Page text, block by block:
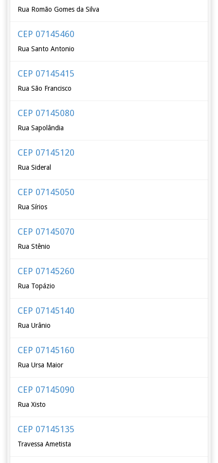
Rua Romão Gomes da Silva
CEP 07145460
Rua Santo Antonio
CEP 07145415
Rua São Francisco
CEP 07145080
Rua Sapolândia
CEP 07145120
Rua Sideral
CEP 07145050
Rua Sírios
CEP 07145070
Rua Stênio
CEP 07145260
Rua Topázio
CEP 07145140
Rua Urânio
CEP 07145160
Rua Ursa Maior
CEP 07145090
Rua Xisto
CEP 07145135
Travessa Ametista